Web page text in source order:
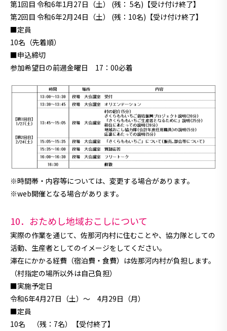
第1回目 令和6年1月27日（土） (残： 5名)【受け付け終了】
第2回目 令和6年2月24日（土） (残：10名)【受け付け終了】
■定員
10名（先着順）
■申込締切
参加希望日の前週金曜日 17：00必着
※時間帯・内容等については、変更する場合があります。
※web開催となる場合があります。
10．おためし地域おこしについて
実際の作業を通じて、佐那河内村に住むことや、協力隊としての
活動、生産者としてのイメージをしてください。
滞在にかかる経費（宿泊費・食費）は佐那河内村が負担します。
（村指定の場所以外は自己負担）
■実施予定日
令和6年4月27日（土）～ 4月29日（月）
■定員
10名 （残：7名）【受付終了】